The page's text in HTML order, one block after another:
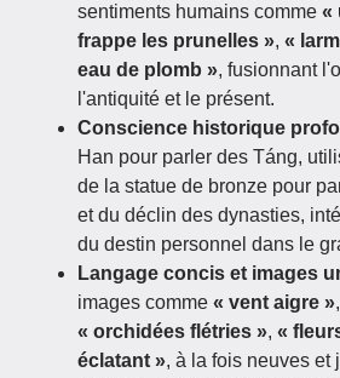
sentiments humains comme «
frappe les prunelles », «
eau de plomb », fusionnant
l'antiquité et le présent.
Conscience historique
Han pour parler des Táng,
de la statue de bronze pour
et du déclin des dynasties,
du destin personnel dans le
Langage concis et images
images comme « vent aigre »,
« orchidées flétries », «
éclatant », à la fois neuves et